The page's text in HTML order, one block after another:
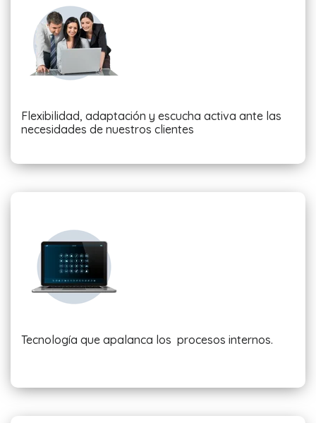
Flexibilidad, adaptación y escucha activa ante las
necesidades de nuestros clientes
Tecnología que apalanca los procesos internos.